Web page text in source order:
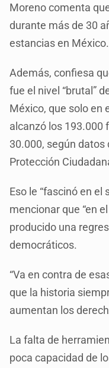
Moreno comenta
durante más de 30
estancias en México.
Además, confiesa
fue el nivel “brutal”
México, que solo en
alcanzó los 193.000
30.000, según datos
Protección
Eso le “fascinó en el
mencionar que “en
producido una
democráticos.
“Va en contra de
que la historia
aumentan los
La falta de
poca capacidad de